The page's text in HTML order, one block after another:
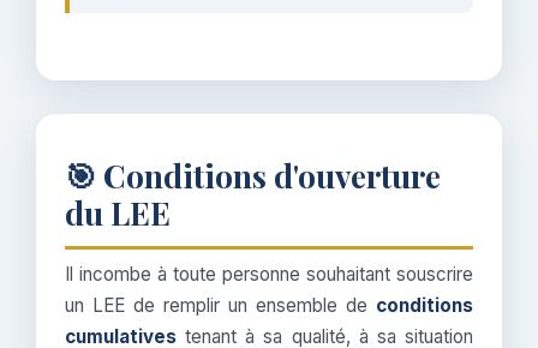
🎯 Conditions d'ouverture
du LEE
Il incombe à toute personne souhaitant souscrire
un LEE de remplir un ensemble de conditions
cumulatives tenant à sa qualité, à sa situation